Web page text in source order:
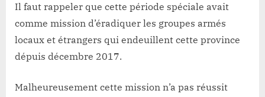
Il faut rappeler que cette période spéciale avait
comme mission d’éradiquer les groupes armés
locaux et étrangers qui endeuillent cette province
dépuis décembre 2017.
Malheureusement cette mission n’a pas réussit